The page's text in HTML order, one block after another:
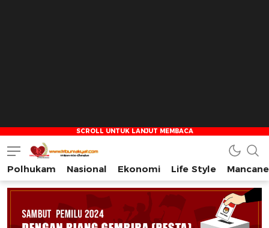
Tribun Rakyat
Tulus – Terdepan – Diharapkan
Polhukam Nasional Ekonomi Life Style